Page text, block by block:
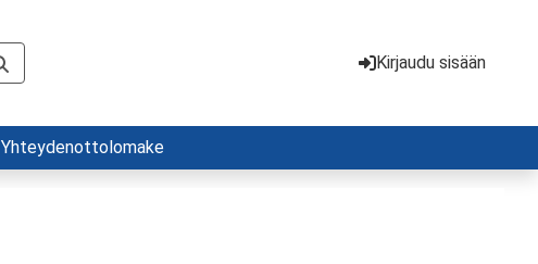
Kirjaudu sisään
Yhteydenottolomake